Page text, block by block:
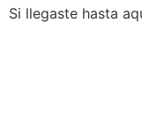
Si llegaste hasta